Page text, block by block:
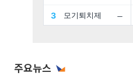
주요뉴스